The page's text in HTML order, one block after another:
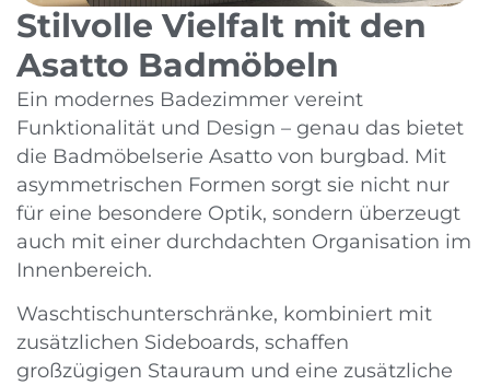
Stilvolle Vielfalt mit den
Asatto Badmöbeln
Ein modernes Badezimmer vereint
Funktionalität und Design – genau das bietet
die Badmöbelserie Asatto von burgbad. Mit
asymmetrischen Formen sorgt sie nicht nur
für eine besondere Optik, sondern überzeugt
auch mit einer durchdachten Organisation im
Innenbereich.
Waschtischunterschränke, kombiniert mit
zusätzlichen Sideboards, schaffen
großzügigen Stauraum und eine zusätzliche